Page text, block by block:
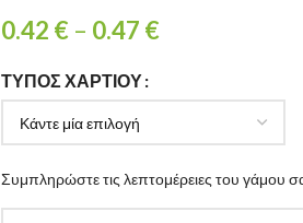
0.42 € – 0.47 €
ΤΎΠΟΣ ΧΑΡΤΙΟΎ
Συμπληρώστε τις λεπτομέρειες του γάμου